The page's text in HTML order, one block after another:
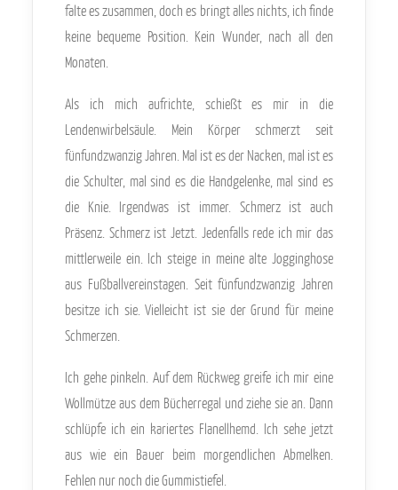
falte es zusammen, doch es bringt alles nichts, ich finde
keine bequeme Position. Kein Wunder, nach all den
Monaten.
Als ich mich aufrichte, schießt es mir in die
Lendenwirbelsäule. Mein Körper schmerzt seit
fünfundzwanzig Jahren. Mal ist es der Nacken, mal ist es
die Schulter, mal sind es die Handgelenke, mal sind es
die Knie. Irgendwas ist immer. Schmerz ist auch
Präsenz. Schmerz ist Jetzt. Jedenfalls rede ich mir das
mittlerweile ein. Ich steige in meine alte Jogginghose
aus Fußballvereinstagen. Seit fünfundzwanzig Jahren
besitze ich sie. Vielleicht ist sie der Grund für meine
Schmerzen.
Ich gehe pinkeln. Auf dem Rückweg greife ich mir eine
Wollmütze aus dem Bücherregal und ziehe sie an. Dann
schlüpfe ich ein kariertes Flanellhemd. Ich sehe jetzt
aus wie ein Bauer beim morgendlichen Abmelken.
Fehlen nur noch die Gummistiefel.